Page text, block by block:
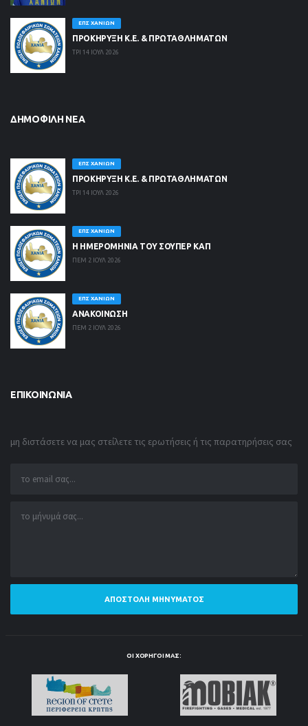
ΕΠΣ ΧΑΝΊΩΝ
ΠΡΟΚΗΡΥΞΗ Κ.Ε. & ΠΡΩΤΑΘΛΗΜΑΤΩΝ
ΤΡΙ 14 ΙΟΥΛ 2026
ΔΗΜΟΦΙΛΉ ΝΈΑ
ΕΠΣ ΧΑΝΊΩΝ
ΠΡΟΚΗΡΥΞΗ Κ.Ε. & ΠΡΩΤΑΘΛΗΜΑΤΩΝ
ΤΡΙ 14 ΙΟΥΛ 2026
ΕΠΣ ΧΑΝΊΩΝ
Η ΗΜΕΡΟΜΗΝΙΑ ΤΟΥ ΣΟΥΠΕΡ ΚΑΠ
ΠΕΜ 2 ΙΟΥΛ 2026
ΕΠΣ ΧΑΝΊΩΝ
ΑΝΑΚΟΙΝΩΣΗ
ΠΕΜ 2 ΙΟΥΛ 2026
ΕΠΙΚΟΙΝΩΝΊΑ
μη διστάσετε να μας στείλετε τις ερωτήσεις ή τις παρατηρήσεις σας
ΑΠΟΣΤΟΛΉ ΜΗΝΎΜΑΤΟΣ
ΟΙ ΧΟΡΗΓΟΊ ΜΑΣ: